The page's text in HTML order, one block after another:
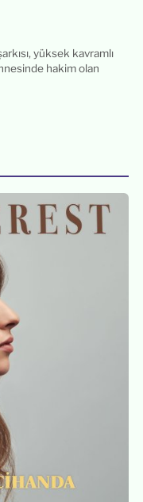
yüksek kavramlı
hakim olan